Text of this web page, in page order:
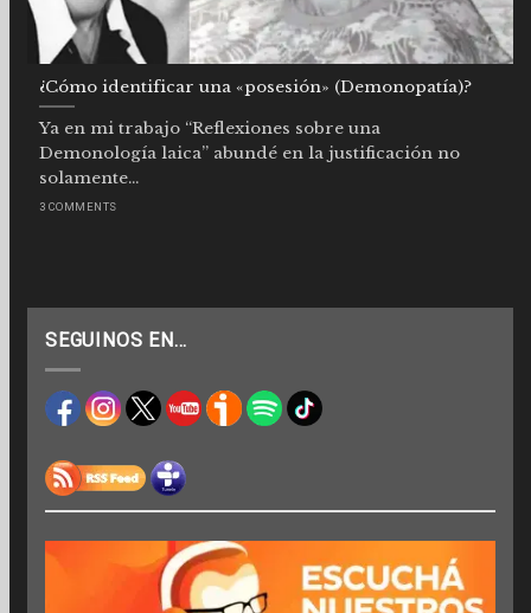
¿Cómo identificar una «posesión» (Demonopatía)?
Ya en mi trabajo “Reflexiones sobre una
Demonología laica” abundé en la justificación no
solamente...
3 COMMENTS
SEGUINOS EN…